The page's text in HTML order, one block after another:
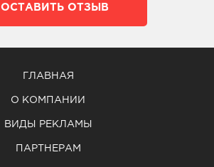
ОСТАВИТЬ ОТЗЫВ
ГЛАВНАЯ
О КОМПАНИИ
ВИДЫ РЕКЛАМЫ
ПАРТНЕРАМ